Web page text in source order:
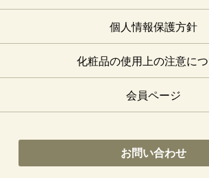
個人情報保護方針
化粧品の使用上の注意に
会員ページ
お問い合わせ